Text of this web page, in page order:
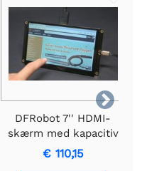

DFRobot 7'' HDMI-
skærm med kapacitiv
berøringsskærm
€ 110,15